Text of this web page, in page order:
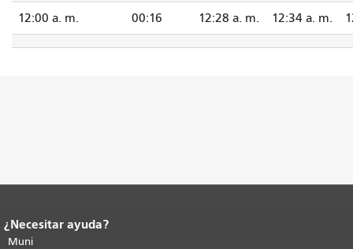
12:00 a. m. 00:16 12:28 a. m. 12:34 a. m.
Fin del contenido de la página.
de esta página se repite en todas las
¿Necesitar ayuda?
Muni